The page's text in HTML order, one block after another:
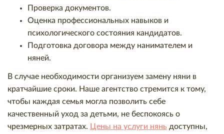
Проверка документов.
Оценка профессиональных навыков и
психологического состояния кандидатов.
Подготовка договора между нанимателем и
няней.
В случае необходимости организуем замену няни в
кратчайшие сроки. Наше агентство стремится к тому,
чтобы каждая семья могла позволить себе
качественный уход за детьми, не беспокоясь о
чрезмерных затратах. Цены на услуги нянь доступны,